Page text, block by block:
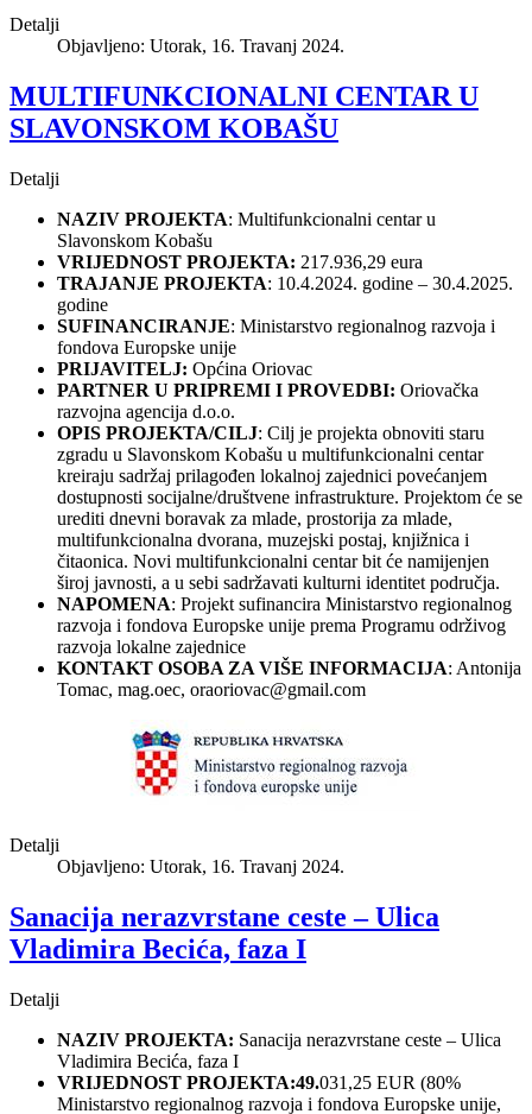
Detalji
Objavljeno: Utorak, 16. Travanj 2024.
MULTIFUNKCIONALNI CENTAR U
SLAVONSKOM KOBAŠU
Detalji
NAZIV PROJEKTA: Multifunkcionalni centar u
Slavonskom Kobašu
VRIJEDNOST PROJEKTA: 217.936,29 eura
TRAJANJE PROJEKTA: 10.4.2024. godine – 30.4.2025.
godine
SUFINANCIRANJE: Ministarstvo regionalnog razvoja i
fondova Europske unije
PRIJAVITELJ: Općina Oriovac
PARTNER U PRIPREMI I PROVEDBI: Oriovačka
razvojna agencija d.o.o.
OPIS PROJEKTA/CILJ: Cilj je projekta obnoviti staru
zgradu u Slavonskom Kobašu u multifunkcionalni centar
kreiraju sadržaj prilagođen lokalnoj zajednici povećanjem
dostupnosti socijalne/društvene infrastrukture. Projektom će se
urediti dnevni boravak za mlade, prostorija za mlade,
multifunkcionalna dvorana, muzejski postaj, knjižnica i
čitaonica. Novi multifunkcionalni centar bit će namijenjen
široj javnosti, a u sebi sadržavati kulturni identitet područja.
NAPOMENA: Projekt sufinancira Ministarstvo regionalnog
razvoja i fondova Europske unije prema Programu održivog
razvoja lokalne zajednice
KONTAKT OSOBA ZA VIŠE INFORMACIJA: Antonija
Tomac, mag.oec, oraoriovac@gmail.com
Detalji
Objavljeno: Utorak, 16. Travanj 2024.
Sanacija nerazvrstane ceste – Ulica
Vladimira Becića, faza I
Detalji
NAZIV PROJEKTA: Sanacija nerazvrstane ceste – Ulica
Vladimira Becića, faza I
VRIJEDNOST PROJEKTA:49.031,25 EUR (80%
Ministarstvo regionalnog razvoja i fondova Europske unije,